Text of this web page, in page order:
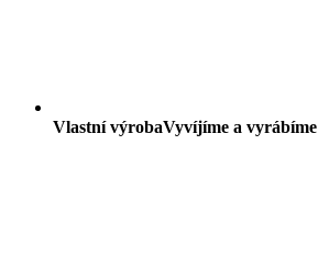
Vlastní výrobaVyvíjíme a vyrábíme